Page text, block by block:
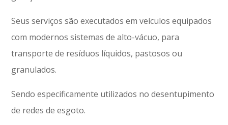
Seus serviços são executados em veículos equipados
com modernos sistemas de alto-vácuo, para
transporte de resíduos líquidos, pastosos ou
granulados.
Sendo especificamente utilizados no desentupimento
de redes de esgoto.